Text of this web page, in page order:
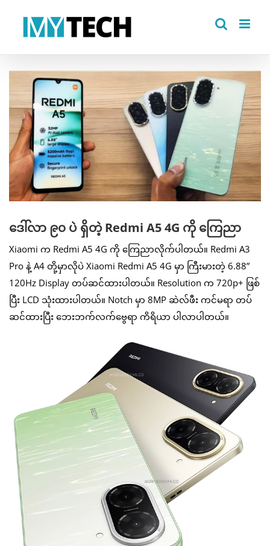
Larger
Image
ဒေါ်လာ ၉၀ ပဲ ရှိတဲ့ Redmi A5 4G ကို ကြေညာ
Xiaomi က Redmi A5 4G ကို ကြေညာလိုက်ပါတယ်။ Redmi A3
Pro နဲ့ A4 တို့မှာလိုပဲ Xiaomi Redmi A5 4G မှာ ကြီးမားတဲ့ 6.88”
120Hz Display တပ်ဆင်ထားပါတယ်။ Resolution က 720p+ ဖြစ်
ပြီး LCD သုံးထားပါတယ်။ Notch မှာ 8MP ဆဲလ်ဖီး ကင်မရာ တပ်
ဆင်ထားပြီး ဘေးဘက်လက်ဗွေရာ ကိရိယာ ပါလာပါတယ်။